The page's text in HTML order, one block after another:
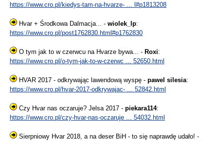
https://www.cro.pl/kiedys-tam-na-hvarze- ... l#p1813208
Hvar + Środkowa Dalmacja... - wiolek_lp:
https://www.cro.pl/post1762830.html#p1762830
O tym jak to w czerwcu na Hvarze bywa... - Roxi:
https://www.cro.pl/o-tym-jak-to-w-czerwc ... 52650.html
HVAR 2017 - odkrywając lawendową wyspę - pawel silesia:
https://www.cro.pl/hvar-2017-odkrywajac- ... 52842.html
Czy Hvar nas oczaruje? Jelsa 2017 - piekara114:
https://www.cro.pl/czy-hvar-nas-oczaruje ... 54032.html
Sierpniowy Hvar 2018, a na deser BiH - to się naprawdę udało! -